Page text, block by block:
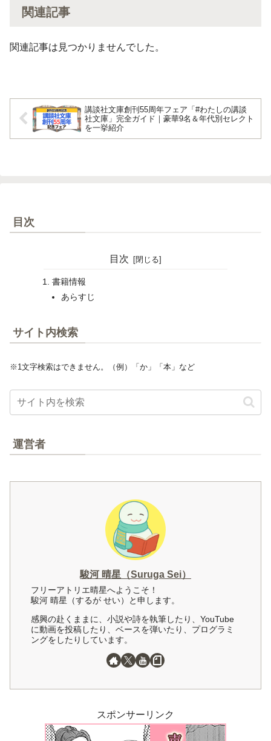
関連記事
関連記事は見つかりませんでした。
講談社文庫創刊55周年フェア「#わたしの講談
社文庫」完全ガイド｜豪華9名＆年代別セレクト
を一挙紹介
目次
目次
書籍情報
あらすじ
サイト内検索
※1文字検索はできません。（例）「か」「本」など
運営者
駿河 晴星（Suruga Sei）
フリーアトリエ晴星へようこそ！
駿河 晴星（するが せい）と申します。
感興の赴くままに、小説や詩を執筆したり、YouTube
に動画を投稿したり、ベースを弾いたり、プログラミ
ングをしたりしています。
スポンサーリンク